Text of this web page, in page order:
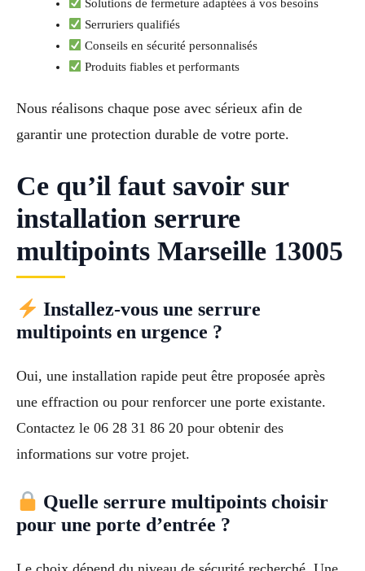
Solutions de fermeture adaptées à vos besoins
Serruriers qualifiés
Conseils en sécurité personnalisés
Produits fiables et performants
Nous réalisons chaque pose avec sérieux afin de
garantir une protection durable de votre porte.
Ce qu’il faut savoir sur
installation serrure
multipoints Marseille 13005
Installez-vous une serrure
multipoints en urgence ?
Oui, une installation rapide peut être proposée après
une effraction ou pour renforcer une porte existante.
Contactez le 06 28 31 86 20 pour obtenir des
informations sur votre projet.
Quelle serrure multipoints choisir
pour une porte d’entrée ?